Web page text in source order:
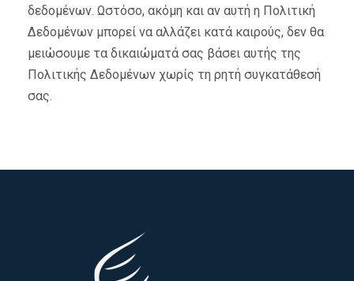
δεδομένων. Ωστόσο, ακόμη και αν αυτή η Πολιτική
Δεδομένων μπορεί να αλλάζει κατά καιρούς, δεν θα
μειώσουμε τα δικαιώματά σας βάσει αυτής της
Πολιτικής Δεδομένων χωρίς τη ρητή συγκατάθεσή
σας.